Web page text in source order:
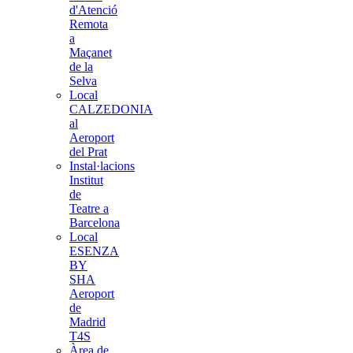
d'Atenció
Remota
a
Maçanet
de la
Selva
Local
CALZEDONIA
al
Aeroport
del Prat
Instal·lacions
Institut
de
Teatre a
Barcelona
Local
ESENZA
BY
SHA
Aeroport
de
Madrid
T4S
Àrea de